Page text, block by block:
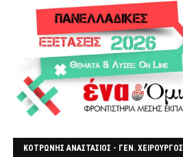
ΚΟΤΡΩΝΗΣ ΑΝΑΣΤΑΣΙΟΣ - ΓΕΝ. ΧΕΙΡΟΥΡΓΟΣ